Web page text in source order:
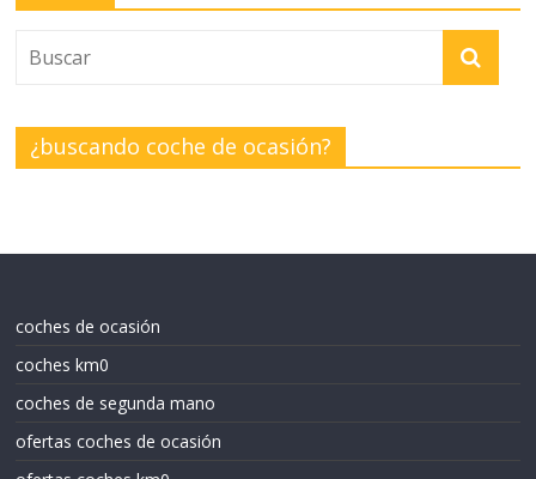
¿buscando coche de ocasión?
coches de ocasión
coches km0
coches de segunda mano
ofertas coches de ocasión